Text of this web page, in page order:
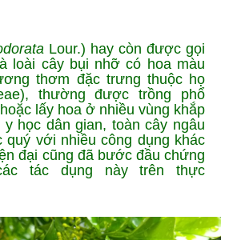
Lour.) hay còn được gọi
loài cây bụi nhỡ có hoa màu
thơm đặc trưng thuộc họ
thường được trồng phổ
lấy hoa ở nhiều vùng khắp
học dân gian, toàn cây ngâu
quý với nhiều công dụng khác
đại cũng đã bước đầu chứng
tác dụng này trên thực